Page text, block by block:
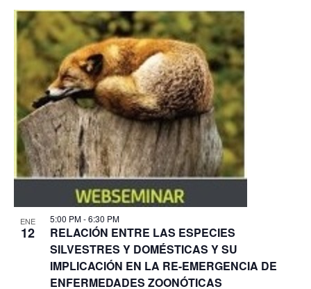
ENE
12
5:00 PM-6:30 PM
RELACIÓN ENTRE LAS ESPECIES
SILVESTRES Y DOMÉSTICAS Y SU
IMPLICACIÓN EN LA RE-EMERGENCIA DE
ENFERMEDADES ZOONÓTICAS